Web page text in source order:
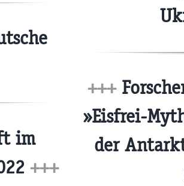
im
+++
+++
»Eisfrei-
der